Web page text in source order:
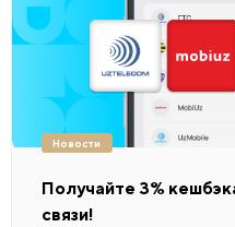
Новости
Получайте 3%
связи!